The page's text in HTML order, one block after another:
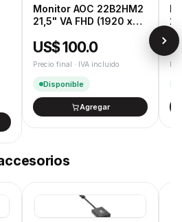
según la Ley de Defensa del
Monitor AOC 22B2HM2
21,5" VA FHD (1920 x
USA
US$ 100.0
Precio final · IVA incluido
Disponible
Agregar